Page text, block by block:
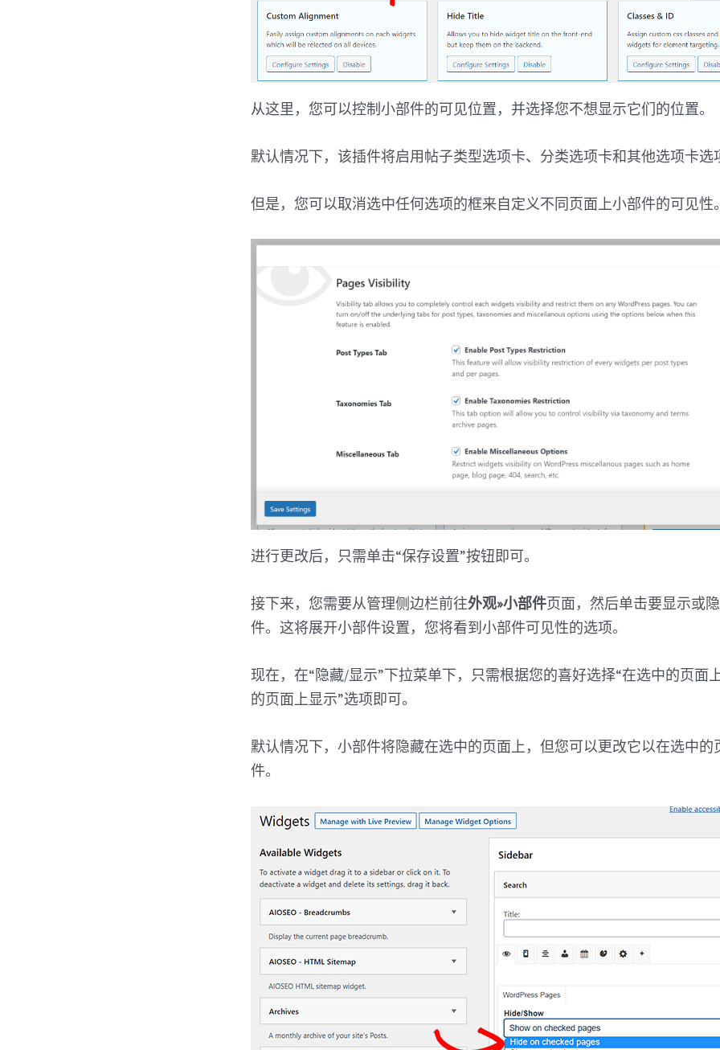
从这里，您可以控制小部件的可见位置，并选择您不想显示它们的位置。
默认情况下，该插件将启用帖子类型选项卡、分类选项卡和其他选项卡选
但是，您可以取消选中任何选项的框来自定义不同页面上小部件的可见性
进行更改后，只需单击“保存设置”按钮即可。
接下来，您需要从管理侧边栏前往外观»小部件页面，然后单击要显示或
件。这将展开小部件设置，您将看到小部件可见性的选项。
现在，在“隐藏/显示”下拉菜单下，只需根据您的喜好选择“在选中的页面
的页面上显示”选项即可。
默认情况下，小部件将隐藏在选中的页面上，但您可以更改它以在选中的
件。